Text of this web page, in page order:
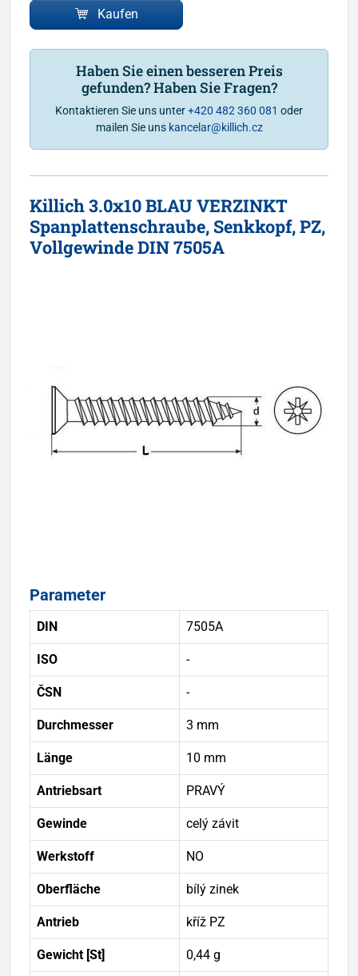
Kaufen
Haben Sie einen besseren Preis
gefunden? Haben Sie Fragen?
Kontaktieren Sie uns unter+420 482 360 081 oder
mailen Sie uns kancelar@killich.cz
Killich 3.0x10 BLAU VERZINKT
Spanplattenschraube, Senkkopf, PZ,
Vollgewinde DIN 7505A
Parameter
DIN 7505A
ISO -
ČSN -
Durchmesser 3 mm
Länge 10 mm
Antriebsart PRAVÝ
Gewinde celý závit
Werkstoff NO
Oberfläche bílý zinek
Antrieb kříž PZ
Gewicht [St] 0,44 g